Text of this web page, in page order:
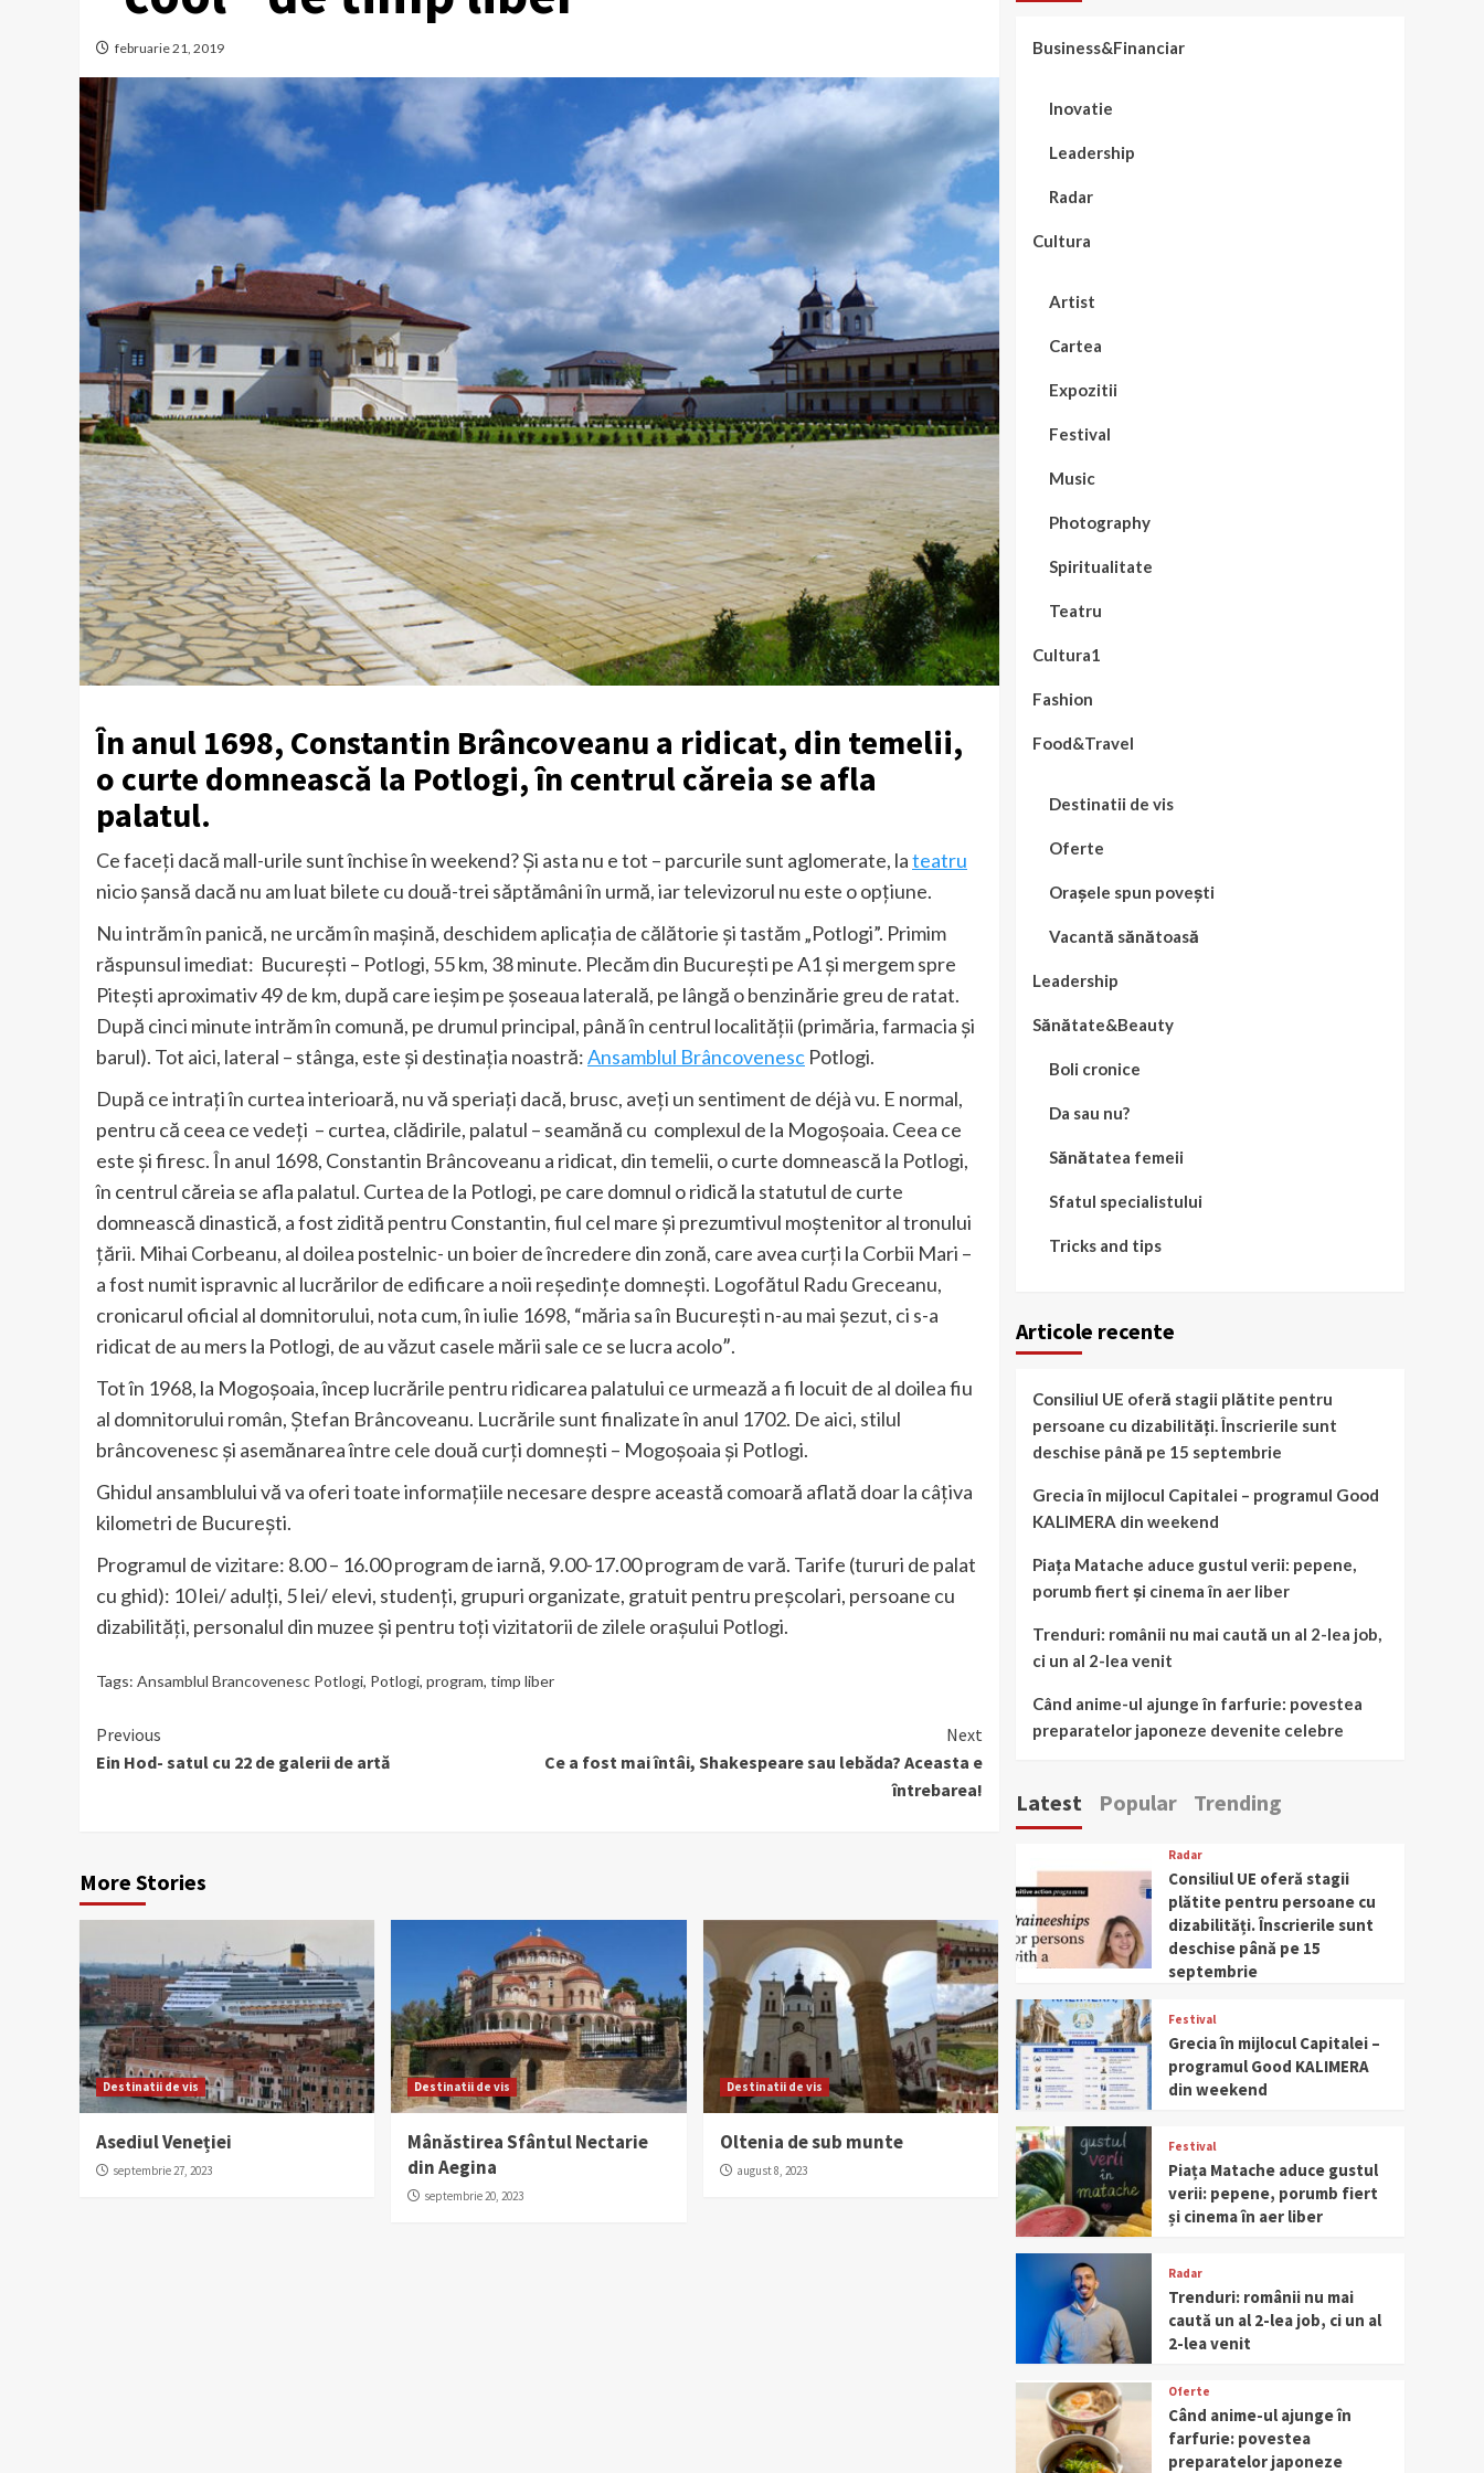
februarie 21, 2019
În anul 1698, Constantin Brâncoveanu a ridicat, din temelii,
o curte domnească la Potlogi, în centrul căreia se afla
palatul.
Ce faceți dacă mall-urile sunt închise în weekend? Și asta nu e tot – parcurile sunt aglomerate, lateatru
nicio șansă dacă nu am luat bilete cu două-trei săptămâni în urmă, iar televizorul nu este o opțiune.
Nu intrăm în panică, ne urcăm în mașină, deschidem aplicația de călătorie și tastăm „Potlogi”. Primim
răspunsul imediat: București – Potlogi, 55 km, 38 minute. Plecăm din București pe A1 și mergem spre
Pitești aproximativ 49 de km, după care ieșim pe șoseaua laterală, pe lângă o benzinărie greu de ratat.
După cinci minute intrăm în comună, pe drumul principal, până în centrul localității (primăria, farmacia și
barul). Tot aici, lateral – stânga, este și destinația noastră:Ansamblul Brâncovenesc Potlogi.
După ce intrați în curtea interioară, nu vă speriați dacă, brusc, aveți un sentiment de déjà vu. E normal,
pentru că ceea ce vedeți – curtea, clădirile, palatul – seamănă cu complexul de la Mogoșoaia. Ceea ce
este și firesc. În anul 1698, Constantin Brâncoveanu a ridicat, din temelii, o curte domnească la Potlogi,
în centrul căreia se afla palatul. Curtea de la Potlogi, pe care domnul o ridică la statutul de curte
domnească dinastică, a fost zidită pentru Constantin, fiul cel mare și prezumtivul moștenitor al tronului
țării. Mihai Corbeanu, al doilea postelnic- un boier de încredere din zonă, care avea curți la Corbii Mari –
a fost numit ispravnic al lucrărilor de edificare a noii reședințe domnești. Logofătul Radu Greceanu,
cronicarul oficial al domnitorului, nota cum, în iulie 1698, “măria sa în București n-au mai șezut, ci s-a
ridicat de au mers la Potlogi, de au văzut casele mării sale ce se lucra acoloˮ.
Tot în 1968, la Mogoşoaia, încep lucrările pentru ridicarea palatului ce urmează a fi locuit de al doilea fiu
al domnitorului român, Ştefan Brâncoveanu. Lucrările sunt finalizate în anul 1702. De aici, stilul
brâncovenesc și asemănarea între cele două curți domnești – Mogoșoaia și Potlogi.
Ghidul ansamblului vă va oferi toate informațiile necesare despre această comoară aflată doar la câțiva
kilometri de București.
Programul de vizitare: 8.00 – 16.00 program de iarnă, 9.00-17.00 program de vară. Tarife (tururi de palat
cu ghid): 10 lei/ adulți, 5 lei/ elevi, studenţi, grupuri organizate, gratuit pentru preşcolari, persoane cu
dizabilităţi, personalul din muzee și pentru toți vizitatorii de zilele orașului Potlogi.
Tags: Ansamblul Brancovenesc Potlogi, Potlogi, program, timp liber
Continue
Reading
Previous
Ein Hod- satul cu 22 de galerii de artă
Next
Ce a fost mai întâi, Shakespeare sau lebăda? Aceasta e
întrebarea!
More Stories
Destinatii de vis
Asediul Veneției
septembrie 27, 2023
Destinatii de vis
Mânăstirea Sfântul Nectarie
din Aegina
septembrie 20, 2023
Destinatii de vis
Oltenia de sub munte
august 8, 2023
Business&Financiar
Inovatie
Leadership
Radar
Cultura
Artist
Cartea
Expozitii
Festival
Music
Photography
Spiritualitate
Teatru
Cultura1
Fashion
Food&Travel
Destinatii de vis
Oferte
Orașele spun povești
Vacantă sănătoasă
Leadership
Sănătate&Beauty
Boli cronice
Da sau nu?
Sănătatea femeii
Sfatul specialistului
Tricks and tips
Articole recente
Consiliul UE oferă stagii plătite pentru
persoane cu dizabilități. Înscrierile sunt
deschise până pe 15 septembrie
Grecia în mijlocul Capitalei – programul Good
KALIMERA din weekend
Piața Matache aduce gustul verii: pepene,
porumb fiert și cinema în aer liber
Trenduri: românii nu mai caută un al 2-lea job,
ci un al 2-lea venit
Când anime-ul ajunge în farfurie: povestea
preparatelor japoneze devenite celebre
Latest Popular Trending
Radar
Consiliul UE oferă stagii
plătite pentru persoane cu
dizabilități. Înscrierile sunt
deschise până pe 15
septembrie
Festival
Grecia în mijlocul Capitalei –
programul Good KALIMERA
din weekend
Festival
Piața Matache aduce gustul
verii: pepene, porumb fiert
și cinema în aer liber
Radar
Trenduri: românii nu mai
caută un al 2-lea job, ci un al
2-lea venit
Oferte
Când anime-ul ajunge în
farfurie: povestea
preparatelor japoneze